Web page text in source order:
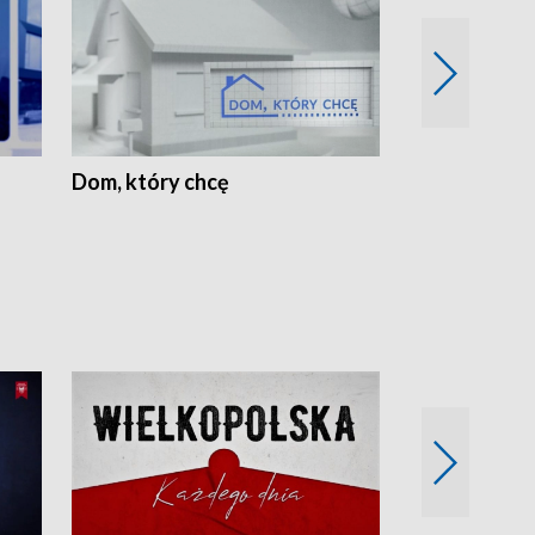
Dom, który chcę